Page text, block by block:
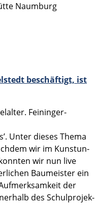
Naumburg
beschäf­tigt, ist
Feininger-
Unter dieses Thema
wir im Kunst­un­
wir nun live
Baumeis­ter ein
der
des Schul­pro­jek­